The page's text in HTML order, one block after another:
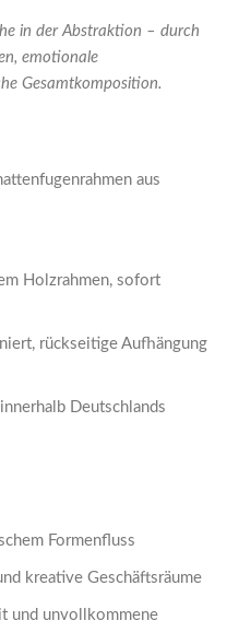
in der Abstraktion – durch
emotionale
Gesamtkomposition.
aus
Holzrahmen, sofort
rückseitige Aufhängung
Deutschlands
Formenfluss
kreative Geschäftsräume
und unvollkommene